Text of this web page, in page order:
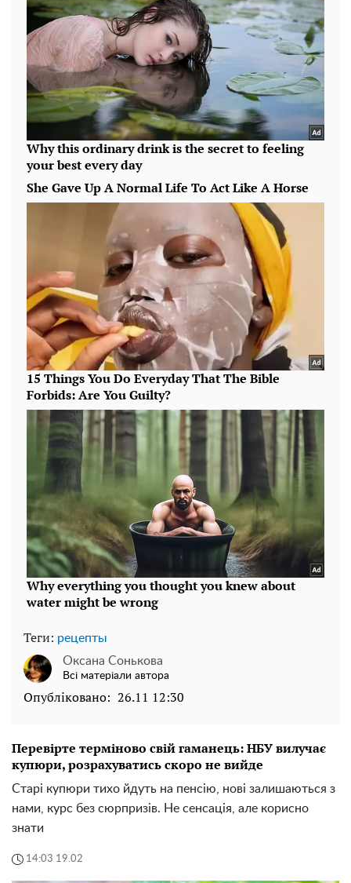
Теги: рецепты
Оксана Сонькова
Всі матеріали автора
Опубліковано: 26.11 12:30
Перевірте терміново свій гаманець: НБУ вилучає
купюри, розрахуватись скоро не вийде
Старі купюри тихо йдуть на пенсію, нові залишаються з
нами, курс без сюрпризів. Не сенсація, але корисно
знати
14:03 19.02